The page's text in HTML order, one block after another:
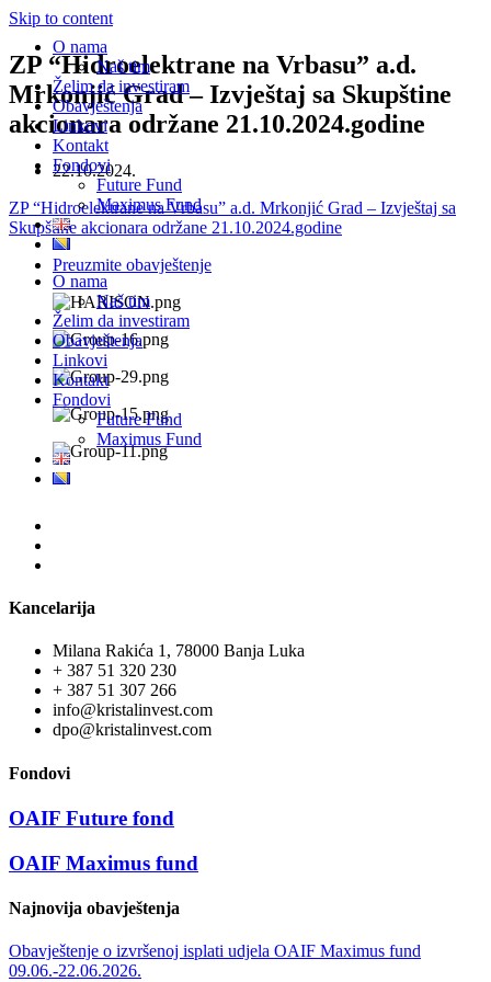
Skip to content
O nama
Naš tim
Želim da investiram
Obavještenja
Linkovi
Kontakt
Fondovi
Future Fund
Maximus Fund
O nama
Naš tim
Želim da investiram
Obavještenja
Linkovi
Kontakt
Fondovi
Future Fund
Maximus Fund
ZP “Hidroelektrane na Vrbasu” a.d.
Mrkonjić Grad – Izvještaj sa Skupštine
akcionara održane 21.10.2024.godine
22.10.2024.
ZP “Hidroelektrane na Vrbasu” a.d. Mrkonjić Grad – Izvještaj sa
Skupštine akcionara održane 21.10.2024.godine
Preuzmite obavještenje
Kancelarija
Milana Rakića 1, 78000 Banja Luka
+ 387 51 320 230
+ 387 51 307 266
info@kristalinvest.com
dpo@kristalinvest.com
Fondovi
OAIF Future fond
OAIF Maximus fund
Najnovija obavještenja
Obavještenje o izvršenoj isplati udjela OAIF Maximus fund
09.06.-22.06.2026.